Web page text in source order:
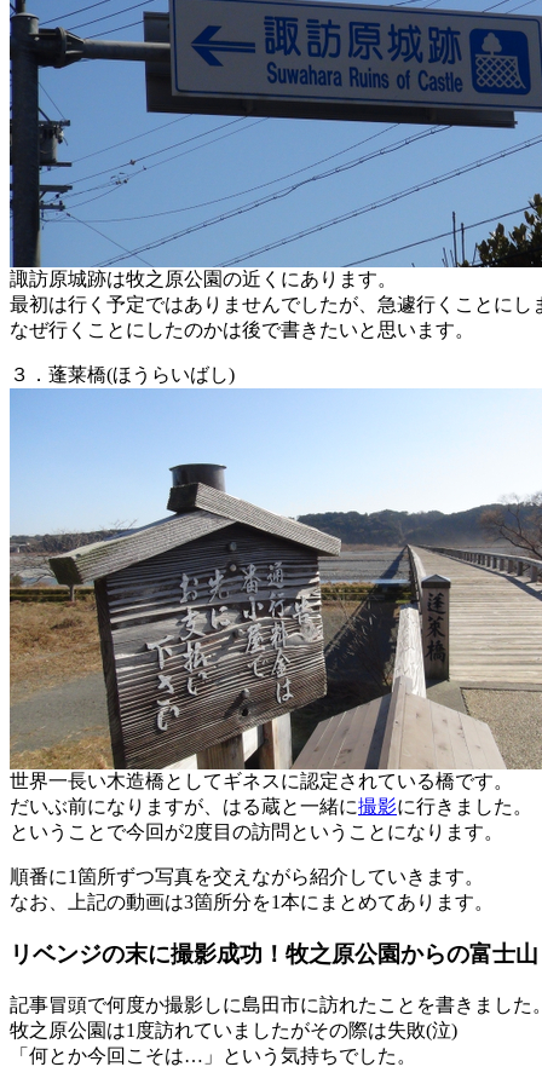
諏訪原城跡は牧之原公園の近くにあります。
最初は行く予定ではありませんでしたが、急遽行くことにし
なぜ行くことにしたのかは後で書きたいと思います。
３．蓬莱橋(ほうらいばし)
世界一長い木造橋としてギネスに認定されている橋です。
だいぶ前になりますが、はる蔵と一緒に撮影に行きました。
ということで今回が2度目の訪問ということになります。
順番に1箇所ずつ写真を交えながら紹介していきます。
なお、上記の動画は3箇所分を1本にまとめてあります。
リベンジの末に撮影成功！牧之原公園からの富士山
記事冒頭で何度か撮影しに島田市に訪れたことを書きました
牧之原公園は1度訪れていましたがその際は失敗(泣)
「何とか今回こそは…」という気持ちでした。